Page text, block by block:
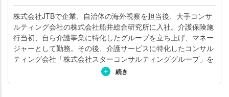
株式会社JTBで企業、自治体の海外視察を担当後、大手コンサ
ルティング会社の株式会社船井総合研究所に入社。介護保険施
行当初、自ら介護事業に特化したグループを立ち上げ、マネー
ジャーとして勤務。その後、介護サービスに特化したコンサル
ティング会社「株式会社スターコンサルティンググループ」を
立ち上げ、専門家集団として活動している。サポート領域とし
続き
こ
と
老
人